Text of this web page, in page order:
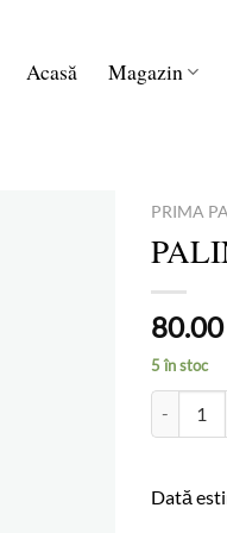
Acasă Magazin
PRIMA
80.00
5 în stoc
Cantitate
Dată